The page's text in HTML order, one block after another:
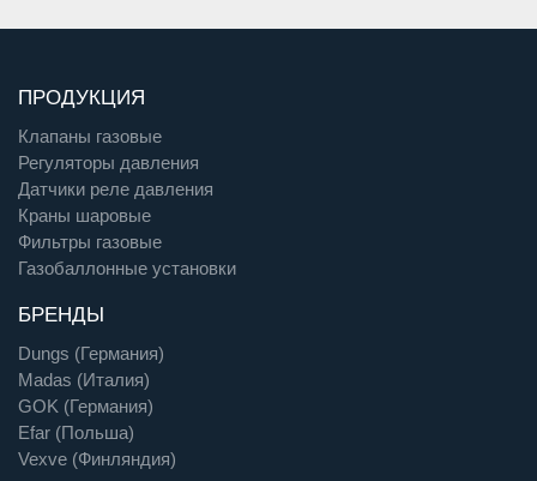
ПРОДУКЦИЯ
Клапаны газовые
Регуляторы давления
Датчики реле давления
Краны шаровые
Фильтры газовые
Газобаллонные установки
БРЕНДЫ
Dungs (Германия)
Madas (Италия)
GOK (Германия)
Efar (Польша)
Vexve (Финляндия)